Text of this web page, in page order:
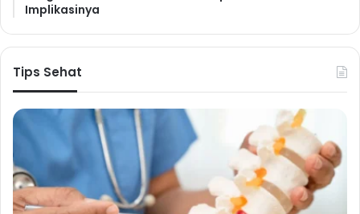
Implikasinya
Tips Sehat